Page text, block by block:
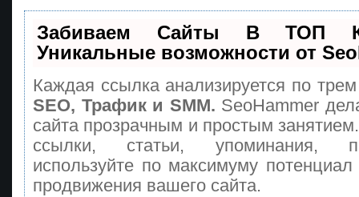
Забиваем Сайты В ТОП
Уникальные возможности от
Каждая ссылка анализируется по
SEO, Трафик и SMM. SeoHammer
сайта прозрачным и простым
ссылки, статьи, упоминания,
используйте по максимуму
продвижения вашего сайта.